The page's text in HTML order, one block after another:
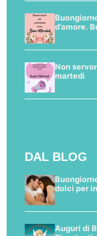
d’amore.
Non
martedì
DAL BLOG
dolci per
Auguri di